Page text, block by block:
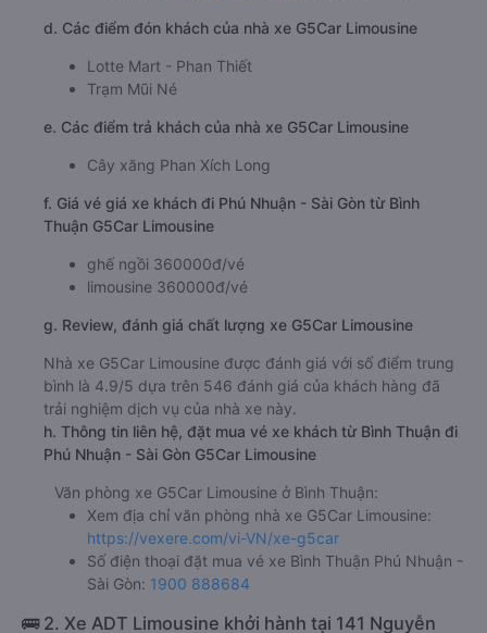
d. Các điểm đón khách của nhà xe G5Car Limousine
Lotte Mart - Phan Thiết
Trạm Mũi Né
e. Các điểm trả khách của nhà xe G5Car Limousine
Cây xăng Phan Xích Long
f. Giá vé giá xe khách đi Phú Nhuận - Sài Gòn từ Bình
Thuận G5Car Limousine
ghế ngồi 360000đ/vé
limousine 360000đ/vé
g. Review, đánh giá chất lượng xe G5Car Limousine
Nhà xe G5Car Limousine được đánh giá với số điểm trung
bình là 4.9/5 dựa trên 546 đánh giá của khách hàng đã
trải nghiệm dịch vụ của nhà xe này.
h. Thông tin liên hệ, đặt mua vé xe khách từ Bình Thuận đi
Phú Nhuận - Sài Gòn G5Car Limousine
Văn phòng xe G5Car Limousine ở Bình Thuận:
Xem địa chỉ văn phòng nhà xe G5Car Limousine:
https://vexere.com/vi-VN/xe-g5car
Số điện thoại đặt mua vé xe Bình Thuận Phú Nhuận -
Sài Gòn: 1900 888684
🚌 2. Xe ADT Limousine khởi hành tại 141 Nguyễn